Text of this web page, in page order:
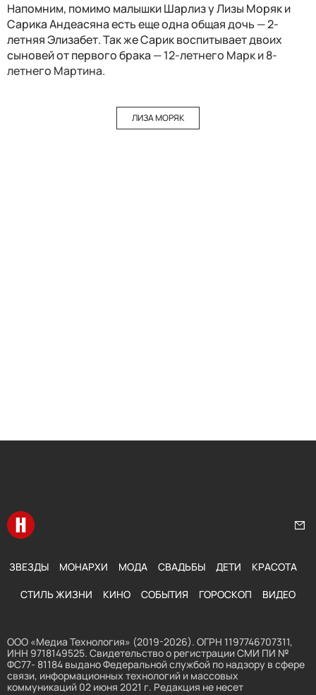
Напомним, помимо малышки Шарлиз у Лизы Моряк и
Сарика Андеасяна есть еще одна общая дочь —2-
летняя Элизабет. Так же Сарик воспитывает двоих
сыновей от первого брака — 12-летнего Марк и 8-
летнего Мартина.
ЛИЗА МОРЯК
Перейти на главную
ЗВЕЗДЫ МОНАРХИ МОДА СВАДЬБЫ ДЕТИ КРАСОТА
СТИЛЬ ЖИЗНИ КИНО СОБЫТИЯ ГОРОСКОП ВИДЕО
ООО «Медиа Технология» (2019-2026). ОГРН 1197746707311,
ИНН 9718149525. Свидетельство о регистрации СМИ ПИ №
ФС77- 81184 выдано Федеральной службой по надзору в сфере
связи, информационных технологий и массовых
коммуникаций 02 июня 2021 г. Редакция не несет